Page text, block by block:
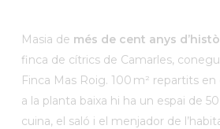
Masia de més de cent anys
finca de cítrics de Camarles,
Finca Mas Roig. 100 m² repartits
a la planta baixa hi ha un espai de
cuina, el saló i el menjador de